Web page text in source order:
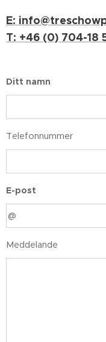
E:
T: +46 (0) 704-18
Ditt namn
Telefonnummer
E-post
Meddelande